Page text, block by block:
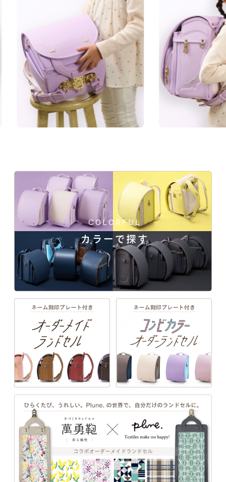
MATERIAL
牛革ハイブリッドは157シボの豊かな質感と、コーナーが
大きくラウンドしたかぶせとキューブ型のコロンとしたデ
ザイン。
EXTERIOR DESIGN
牛革ハイブリッドは、かぶせと肩ベルトに牛革
を使用し、そのほか本体には人工皮革を使用し
た、天然素材の牛革の質感と軽い特徴を持った
人工皮革の良いところを掛け合わせた、お子さ
ま思いの新仕様です。
157シボについて
風合いになります。
牛革ハイブリッド157シボの
商品一覧
manyukaban - 01
色あせない個性に応える、
カラーとデザイン
一人ひとりの「大好き」や「ワクワク」を叶え
る、21シリーズのデザインと100超のカラーライ
ンナップ。ランドセル探しは、お子さまの“感
性”と“自分らしさ”が花開く絶好のチャンス。
詳しく見る
COLORFUL
カラーで探す